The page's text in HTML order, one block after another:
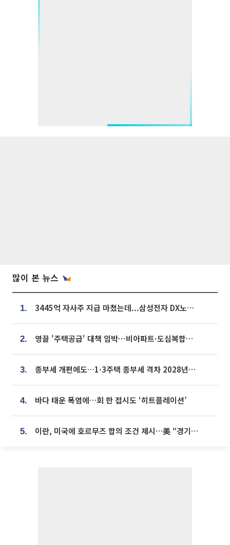
많이 본 뉴스
1. 3445억 자사주 지급 마쳤는데...삼성전자 DX노조, 뒤늦은 '떼쓰기 집회'
2. 영끌 '주택공급' 대책 임박⋯비아파트·도심복합까지 총동원
3. 종부세 개편에도…1·3주택 종부세 격차 2028년부터 확대
4. 바다 태운 폭염에…회 한 접시도 ‘히트플레이션’
5. 이란, 미국에 호르무즈 합의 조건 제시…美 “경기 아직 안 끝나” [종합]